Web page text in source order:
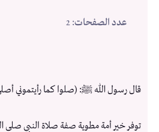
عدد الصفحات: 2
قال رسول الله ﷺ: (صلوا كما رأيتموني
توفر خير أمة مطوية صفة صلاة النبي صلى